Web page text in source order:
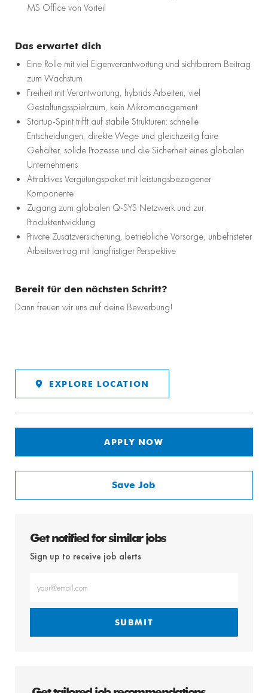
MS Office von Vorteil
Das erwartet dich
Eine Rolle mit viel Eigenverantwortung und sichtbarem Beitrag
zum Wachstum
Freiheit mit Verantwortung, hybrids Arbeiten, viel
Gestaltungsspielraum, kein Mikromanagement
Startup-Spirit trifft auf stabile Strukturen: schnelle
Entscheidungen, direkte Wege und gleichzeitig faire
Gehälter, solide Prozesse und die Sicherheit eines globalen
Unternehmens
Attraktives Vergütungspaket mit leistungsbezogener
Komponente
Zugang zum globalen Q-SYS Netzwerk und zur
Produktentwicklung
Private Zusatzversicherung, betriebliche Vorsorge, unbefristeter
Arbeitsvertrag mit langfristiger Perspektive
Bereit für den nächsten Schritt?
Dann freuen wir uns auf deine Bewerbung!
EXPLORE LOCATION
APPLY NOW
Save Job
Get notified for similar jobs
Sign up to receive job alerts
Email
address
SUBMIT